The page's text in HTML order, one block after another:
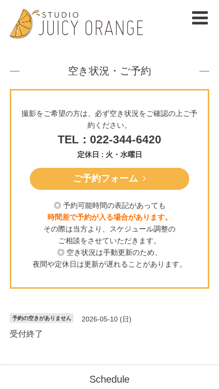
空き状況・ご予約
撮影をご希望の方は、必ず空き状況をご確認の上ご予
約ください。
TEL：022-344-6420
定休日 : 火・水曜日
ご予約フォーム
◎ 予約可能時間の表記があっても
時間差で予約が入る場合があります。
その際は当方より、スケジュール調整の
ご相談をさせていただきます。
◎ 空き状況は手動更新のため、
夜間や定休日は更新が遅れることがあります。
予約の空きがありません 2026-05-10 (日)
受付終了
Schedule